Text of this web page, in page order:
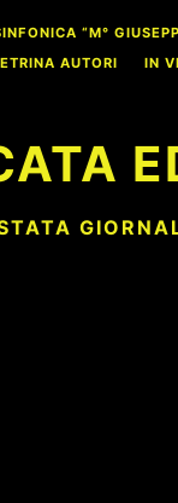
“M°
AUTORI IN